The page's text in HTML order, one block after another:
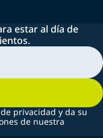
estar al día de
privacidad y da su
de nuestra